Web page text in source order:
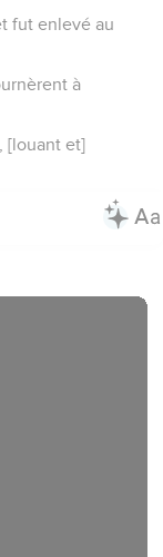
fut enlevé au
à
[louant et]